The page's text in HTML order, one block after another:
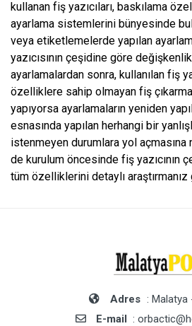
kullanan fiş yazıcıları, baskılama
ayarlama sistemlerini bünyesinde
veya etiketlemelerde yapılan
yazıcısının çeşidine göre
ayarlamalardan sonra, kullanılan fiş
özelliklere sahip olmayan fiş
yapıyorsa ayarlamaların yeniden
esnasında yapılan herhangi bir
istenmeyen durumlara yol
de kurulum öncesinde fiş yazıcının
tüm özelliklerini detaylı araştırmanız
Adres : Malatya
E-mail :